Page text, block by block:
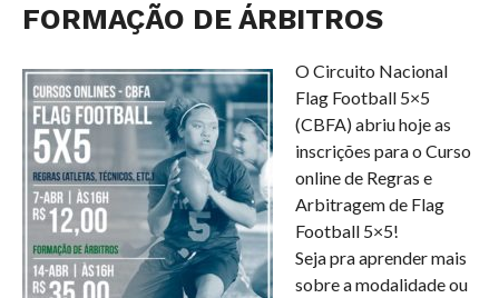
FORMAÇÃO DE ÁRBITROS
O Circuito Nacional
Flag Football 5×5
(CBFA) abriu hoje as
inscrições para o Curso
online de Regras e
Arbitragem de Flag
Football 5×5!
Seja pra aprender mais
sobre a modalidade ou